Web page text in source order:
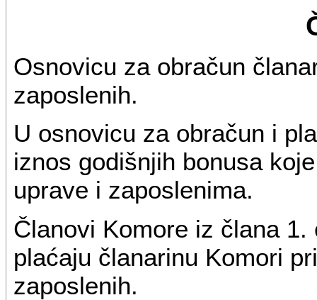
Osnovicu za obračun
zaposlenih.
U osnovicu za obračun i
iznos godišnjih bonusa
uprave i zaposlenima.
Članovi Komore iz člana
plaćaju članarinu Komori
zaposlenih.